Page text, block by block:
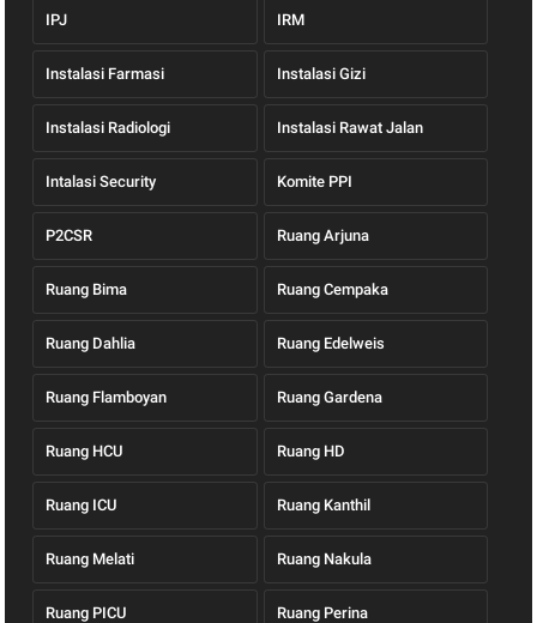
IPJ IRM
Instalasi Farmasi Instalasi Gizi
Instalasi Radiologi Instalasi Rawat Jalan
Intalasi Security Komite PPI
P2CSR Ruang Arjuna
Ruang Bima Ruang Cempaka
Ruang Dahlia Ruang Edelweis
Ruang Flamboyan Ruang Gardena
Ruang HCU Ruang HD
Ruang ICU Ruang Kanthil
Ruang Melati Ruang Nakula
Ruang PICU Ruang Perina